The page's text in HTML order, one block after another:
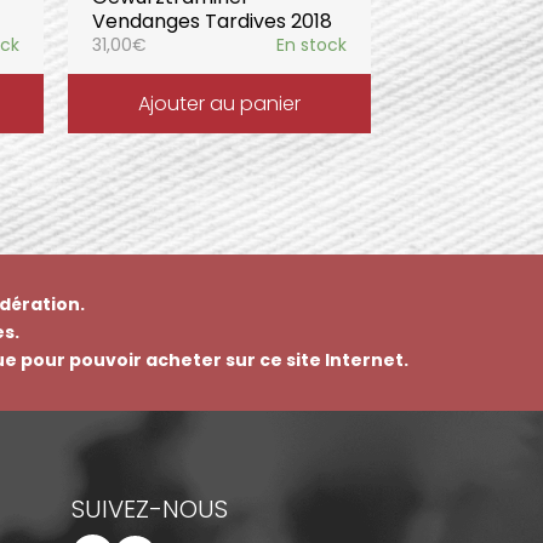
Vendanges Tardives 2018
31,00€ En stock
Ajouter au panier
pour pouvoir acheter sur ce site Internet.
SUIVEZ-NOUS